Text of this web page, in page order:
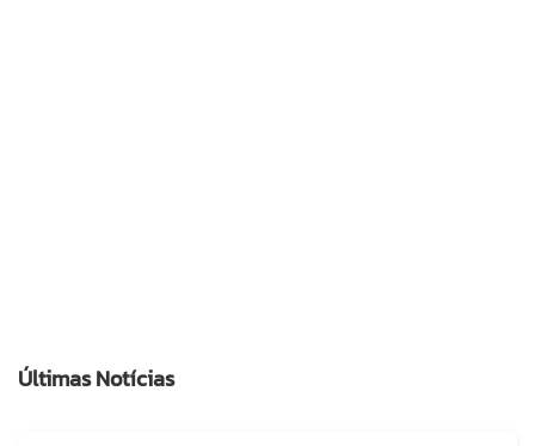
Últimas Notícias